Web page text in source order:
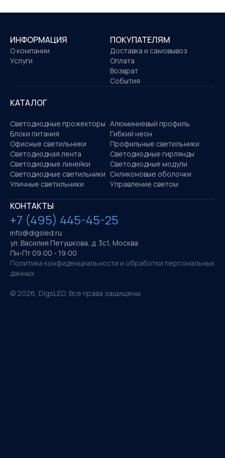
ИНФОРМАЦИЯ
О компании
Услуги
ПОКУПАТЕЛЯМ
Доставка и самовывоз
Оплата
Возврат
События
КАТАЛОГ
Светодиодные прожекторы Алюминиевый профиль
Блоки питания
Гибкий неон
Офисные светильники
Профильные светильники
Светодиодная лента
Светодиодные гирлянды
Светодиодные линейки
Светодиодные модули
Светодиодные светильники Силиконовые оболочки
Уличные светильники
Управление светом
КОНТАКТЫ
+7 (495) 445-45-25
info@digsled.ru
ул. Василия Петушкова, д. 3с1, Москва
Пн-Пт 09:00 - 19:00
Политика конфиденциальности и обработки персональных
данных
© 2026, DigsLED. Все права защищены